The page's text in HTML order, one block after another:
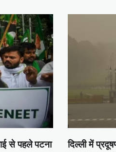
से पहले पटना
दिल्ली में